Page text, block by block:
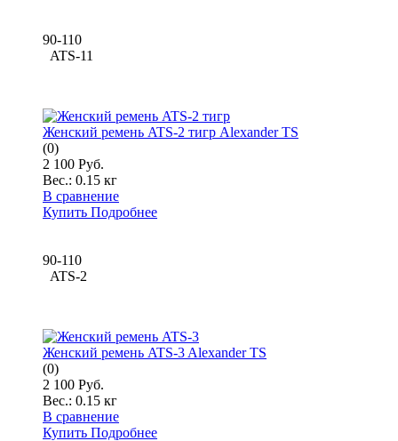
90-110
ATS-11
Женский ремень ATS-2 тигр Alexander TS
(0)
2 100 Руб.
Вес.: 0.15 кг
В сравнение
Купить Подробнее
90-110
ATS-2
Женский ремень ATS-3 Alexander TS
(0)
2 100 Руб.
Вес.: 0.15 кг
В сравнение
Купить Подробнее